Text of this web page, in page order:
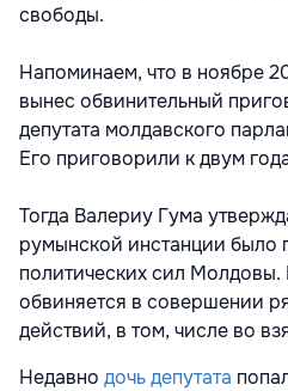
свободы.
Напоминаем, что в ноябре
вынес обвинительный
депутата молдавского
Его приговорили к двум
Тогда Валериу Гума
румынской инстанции было
политических сил
обвиняется в совершении
действий, в том, числе во
Недавно дочь депутата